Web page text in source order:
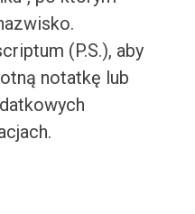
(P.S.), aby
notatkę lub